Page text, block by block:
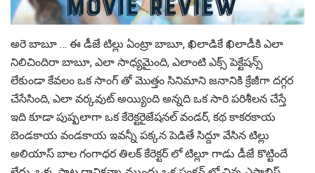
అరె బాబూ … ఈ డీజే టిల్లు ఏంట్రా బాబూ, ఖిలాడికే ఖిలాడీకి ఎలా
నిలిచిందిరా బాబూ, ఎలా సాధ్య‌మైంది, ఎలాంటి ఎక్స్ పెక్టేష‌న్స్
లేకుండా కేవ‌లం ఒక సాంగ్ తో మొత్తం సినిమాని జ‌నానికి క్రేజీగా ద‌గ్గ‌ర
చేసేసింది, ఎలా వ‌ర్క‌వుట్ అయ్యింది అన్న‌ది ఒక సారి ప‌రిశీల‌న చేస్తే
ఇది కూడా పుష్ప‌లాగా ఒక కేరెక్ట‌రైజేష‌న‌ల్ వండ‌ర్, క‌థ కాక‌ర‌కాయ
బెండ‌కాయ వండ‌కాయ‌ ఇవ‌న్నీ ప‌క్క‌న పెడితే సిద్దూ వేసిన‌ టిల్లు
అలియాస్ బాల గంగాధ‌ర తిలక్ కేరెక్ట‌ర్ లో టిల్లూ గాడు డీజే కొట్టిందే